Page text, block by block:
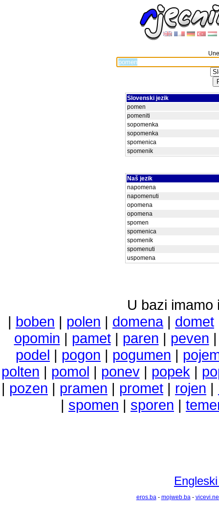
Slovenski jezik
pomen
pomeniti
sopomenka
sopomenka
spomenica
spomenik
Naš jezik
napomena
napomenuti
opomena
opomena
spomen
spomenica
spomenik
spomenuti
uspomena
U bazi imamo
| boben | polen | domena| domet
opomin | pamet| paren | peven
podel | pogon | pogumen |
polten | pomol | ponev| popek |
| pozen | pramen | promet | rojen |
| spomen | sporen |
eros.ba- mojweb.ba-